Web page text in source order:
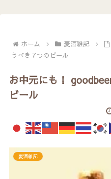
ホーム 麦酒雑記
うべき７つのビール
お中元にも！
ビール
麦酒雑記